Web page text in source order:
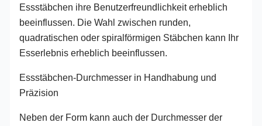
Essstäbchen ihre Benutzerfreundlichkeit erheblich
beeinflussen. Die Wahl zwischen runden,
quadratischen oder spiralförmigen Stäbchen kann Ihr
Esserlebnis erheblich beeinflussen.
Essstäbchen-Durchmesser in Handhabung und
Präzision
Neben der Form kann auch der Durchmesser der